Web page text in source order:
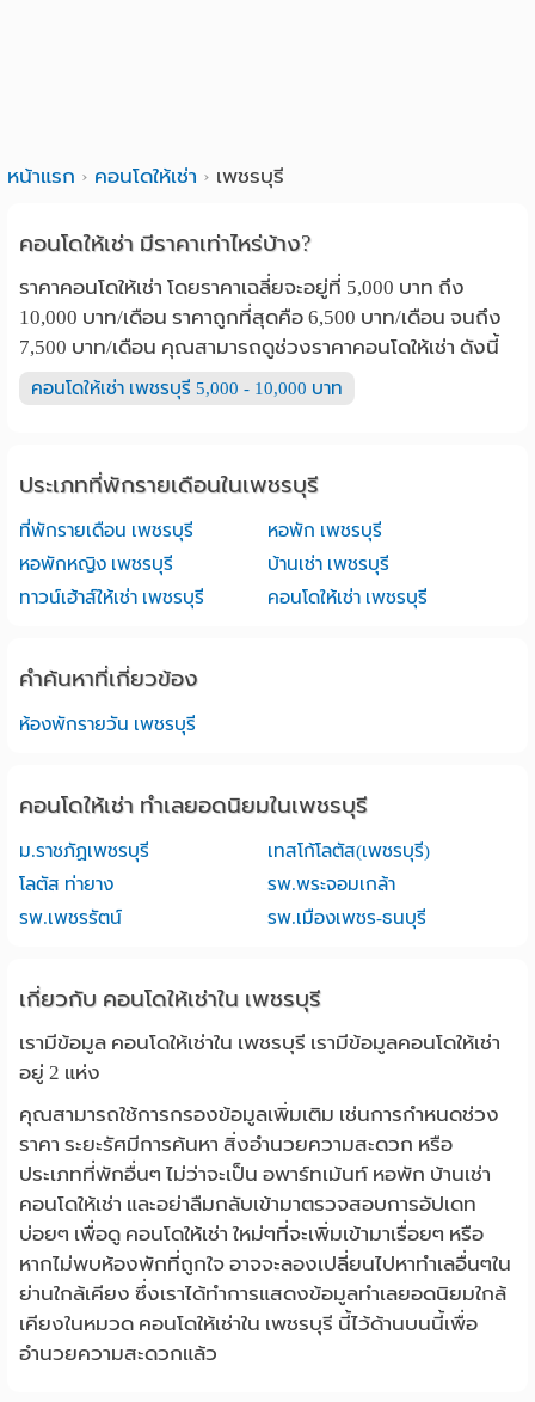
หน้าแรก คอนโดให้เช่า เพชรบุรี
คอนโดให้เช่า มีราคาเท่าไหร่บ้าง?
ราคาคอนโดให้เช่า โดยราคาเฉลี่ยจะอยู่ที่ 5,000 บาท ถึง
10,000 บาท/เดือน ราคาถูกที่สุดคือ 6,500 บาท/เดือน จนถึง
7,500 บาท/เดือน คุณสามารถดูช่วงราคาคอนโดให้เช่า ดังนี้
คอนโดให้เช่า เพชรบุรี 5,000 - 10,000 บาท
ประเภทที่พักรายเดือนในเพชรบุรี
ที่พักรายเดือน เพชรบุรี
หอพัก เพชรบุรี
หอพักหญิง เพชรบุรี
บ้านเช่า เพชรบุรี
ทาวน์เฮ้าส์ให้เช่า เพชรบุรี
คอนโดให้เช่า เพชรบุรี
คำค้นหาที่เกี่ยวข้อง
ห้องพักรายวัน เพชรบุรี
คอนโดให้เช่า ทำเลยอดนิยมในเพชรบุรี
ม.ราชภัฏเพชรบุรี
เทสโก้โลตัส(เพชรบุรี)
โลตัส ท่ายาง
รพ.พระจอมเกล้า
รพ.เพชรรัตน์
รพ.เมืองเพชร-ธนบุรี
เกี่ยวกับ คอนโดให้เช่าใน เพชรบุรี
เรามีข้อมูล คอนโดให้เช่าใน เพชรบุรี เรามีข้อมูลคอนโดให้เช่า
อยู่ 2 แห่ง
คุณสามารถใช้การกรองข้อมูลเพิ่มเติม เช่นการกำหนดช่วง
ราคา ระยะรัศมีการค้นหา สิ่งอำนวยความสะดวก หรือ
ประเภทที่พักอื่นๆ ไม่ว่าจะเป็น อพาร์ทเม้นท์ หอพัก บ้านเช่า
คอนโดให้เช่า และอย่าลืมกลับเข้ามาตรวจสอบการอัปเดท
บ่อยๆ เพื่อดู คอนโดให้เช่า ใหม่ๆที่จะเพิ่มเข้ามาเรื่อยๆ หรือ
หากไม่พบห้องพักที่ถูกใจ อาจจะลองเปลี่ยนไปหาทำเลอื่นๆใน
ย่านใกล้เคียง ซึ่งเราได้ทำการแสดงข้อมูลทำเลยอดนิยมใกล้
เคียงในหมวด คอนโดให้เช่าใน เพชรบุรี นี้ไว้ด้านบนนี้เพื่อ
อำนวยความสะดวกแล้ว